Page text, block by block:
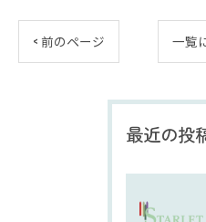
< 前のページ 一覧
最近の投